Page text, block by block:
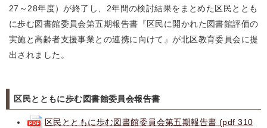
27～28年度）が終了し、2年間の検討結果をまとめた区民ととも
に歩む図書館委員会第五期報告書『区民に開かれた図書館評価の
実施と高齢者支援事業との連携に向けて』が北区教育委員会に提
出されました。
区民とともに歩む図書館委員会報告書
区民とともに歩む図書館委員会第五期報告書 (pdf 310